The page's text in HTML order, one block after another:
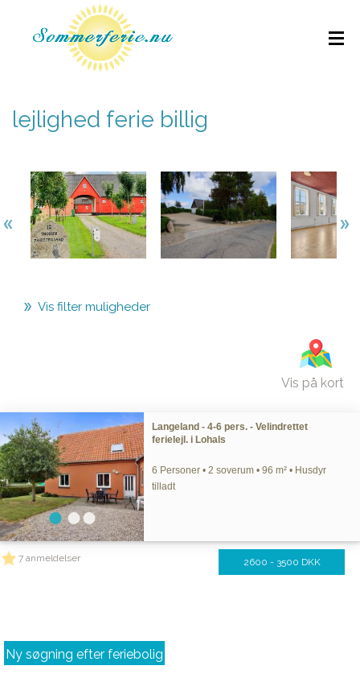
lejlighed ferie billig
Vis filter muligheder
Vis på kort
Langeland - 4-6 pers. - Velindrettet
ferielejl. i Lohals
6 Personer • 2 soverum • 96 m² • Husdyr
tilladt
7 anmeldelser 2600 - 3500 DKK
Ny søgning efter feriebolig